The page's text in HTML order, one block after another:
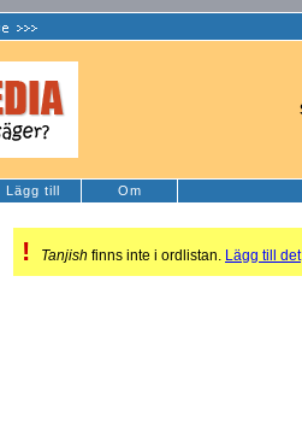
Lägg till Om
! Tanjish finns inte i ordlistan. Lägg till det